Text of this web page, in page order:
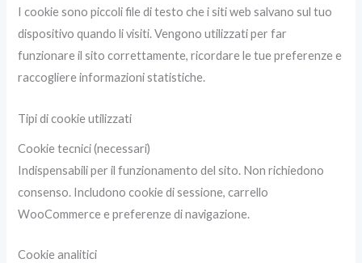
I cookie sono piccoli file di testo che i siti web salvano sul tuo
dispositivo quando li visiti. Vengono utilizzati per far
funzionare il sito correttamente, ricordare le tue preferenze e
raccogliere informazioni statistiche.
Tipi di cookie utilizzati
Cookie tecnici (necessari)
Indispensabili per il funzionamento del sito. Non richiedono
consenso. Includono cookie di sessione, carrello
WooCommerce e preferenze di navigazione.
Cookie analitici